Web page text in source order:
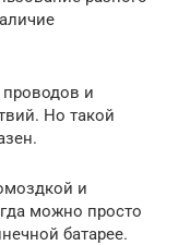
и
Но такой
и
можно просто
батарее.